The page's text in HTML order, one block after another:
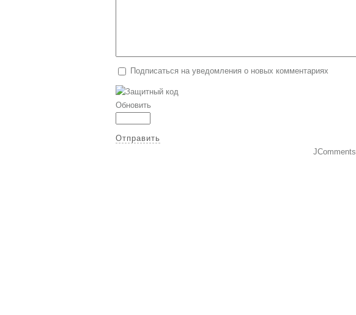
Подписаться на уведомления о новых комментариях
Обновить
Отправить
JComments